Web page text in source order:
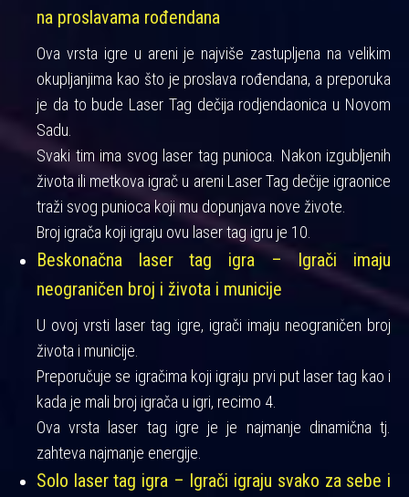
na proslavama rođendana
Ova vrsta igre u areni je najviše zastupljena na velikim
okupljanjima kao što je proslava rođendana, a preporuka
je da to bude Laser Tag dečija rodjendaonica u Novom
Sadu.
Svaki tim ima svog laser tag punioca. Nakon izgubljenih
života ili metkova igrač u areni Laser Tag dečije igraonice
traži svog punioca koji mu dopunjava nove živote.
Broj igrača koji igraju ovu laser tag igru je 10.
Beskonačna laser tag igra – Igrači imaju
neograničen broj i života i municije
U ovoj vrsti laser tag igre, igrači imaju neograničen broj
života i municije.
Preporučuje se igračima koji igraju prvi put laser tag kao i
kada je mali broj igrača u igri, recimo 4.
Ova vrsta laser tag igre je je najmanje dinamična tj.
zahteva najmanje energije.
Solo laser tag igra – Igrači igraju svako za sebe i